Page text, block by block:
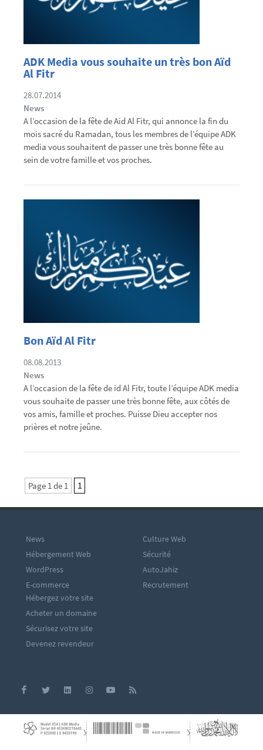
ADK Media vous souhaite un très bon Aïd
Al Fitr
28.07.2014
News
A l’occasion de la fête de Aid Al Fitr, qui annonce la fin du
mois sacré du Ramadan, tous les membres de l’équipe ADK
media vous souhaitent de passer une très bonne fête au
sein de votre famille et vos proches.
Bon Aïd Al Fitr
08.08.2013
News
A l’occasion de la fête de id Al Fitr, toute l’équipe ADK media
vous souhaite de passer une très bonne fête, aux côtés de
vos amis, famille et proches. Puisse Dieu accepter nos
prières et notre jeûne.
Page 1 de 1 1
News
Hébergement Web
WordPress
E-commerce
Culture Web
Sécurité
AutoJahiz
Recrutement
Hébergez votre site
Acheter un domaine
Sécurisez votre site
Devenez revendeur